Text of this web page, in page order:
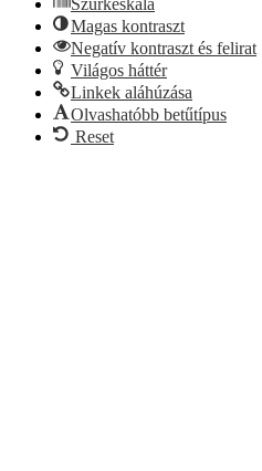
Szürkeskála
Magas kontraszt
Negatív kontraszt és felirat
Világos háttér
Linkek aláhúzása
Olvashatóbb betűtípus
Reset